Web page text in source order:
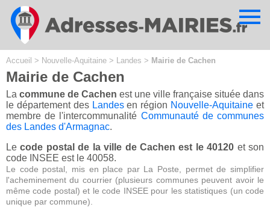
Accueil > Nouvelle-Aquitaine > Landes > Mairie de Cachen
Mairie de Cachen
La commune de Cachen est une ville française située dans
le département des Landesen région Nouvelle-Aquitaine et
membre de l'intercommunalité Communauté de communes
des Landes d'Armagnac.
Lecode postal de la ville de Cachen est le 40120 et son
code INSEE est le 40058.
Le code postal, mis en place par La Poste, permet de simplifier
l'acheminement du courrier (plusieurs communes peuvent avoir le
même code postal) et le code INSEE pour les statistiques (un code
unique par commune).
Cookies management panel